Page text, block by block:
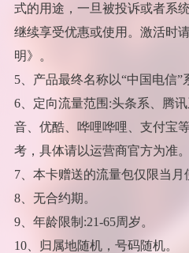
式的用途，一旦被投诉或者系
继续享受优惠或使用。激活时
明》。
5、产品最终名称以“中国电信”
6、定向流量范围:头条系、腾
音、优酷、哗哩哗哩、支付宝
考，具体请以运营商官方为准。
7、本卡赠送的流量包仅限当月
8、无合约期。
9、年龄限制:21-65周岁。
10、归属地随机，号码随机。